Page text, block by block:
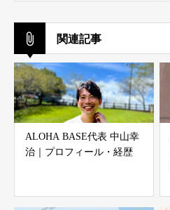
関連記事
ALOHA BASE代表 中山幸
治｜プロフィール・経歴